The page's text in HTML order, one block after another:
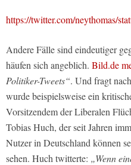
https://twitter.com/neythomas/
Andere Fälle sind eindeutiger
häufen sich angeblich. Bild.de
Politiker-Tweets“. Und fragt
wurde beispielsweise ein
Vorsitzendem der Liberalen
Tobias Huch, der seit Jahren
Nutzer in Deutschland können
sehen. Huch twitterte: „Wenn